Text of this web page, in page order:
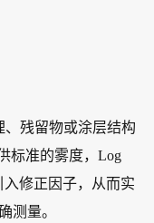
、残留物或涂层结构
标准的雾度，Log
修正因子，从而实
测量。